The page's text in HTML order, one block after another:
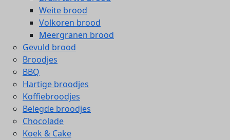
Weite brood
Volkoren brood
Meergranen brood
Gevuld brood
Broodjes
BBQ
Hartige broodjes
Koffiebroodjes
Belegde broodjes
Chocolade
Koek & Cake